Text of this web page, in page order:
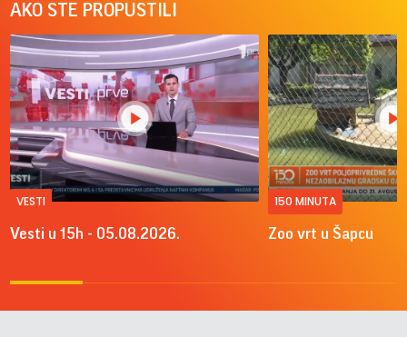
AKO STE PROPUSTILI
VESTI
Vesti u 15h - 05.08.2026.
150 MINUTA
Zoo vrt u Šapcu